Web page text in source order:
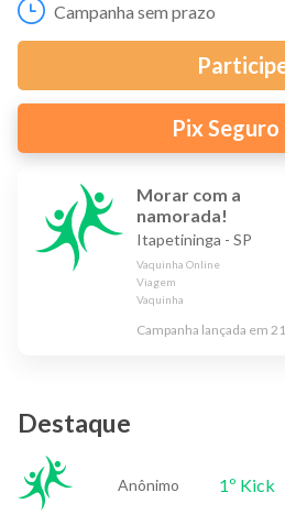
Campanha sem prazo
Pix Seguro
Morar com a
namorada!
Itapetininga - SP
Vaquinha Online
Viagem
Vaquinha
Campanha lançada em
Destaque
Anônimo 1º Kick